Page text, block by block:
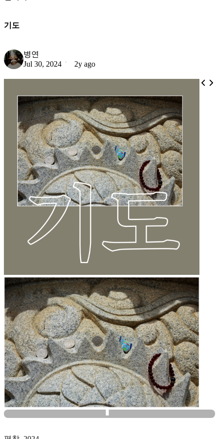
기도
병연
Jul 30, 2024
2y ago